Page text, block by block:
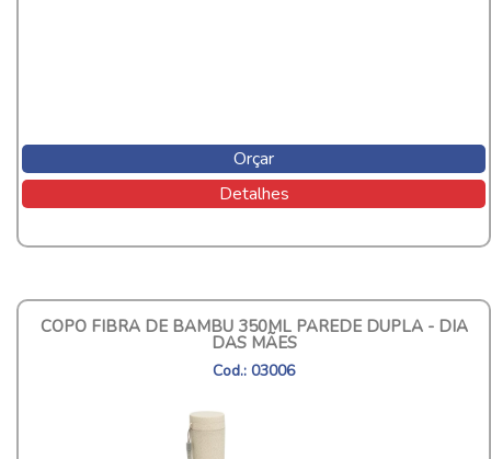
Orçar
Detalhes
COPO FIBRA DE BAMBU 350ML PAREDE DUPLA - DIA
DAS MÃES
Cod.: 03006